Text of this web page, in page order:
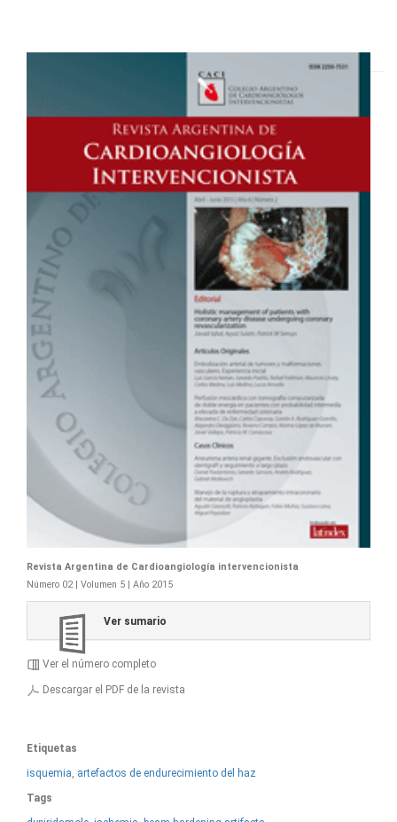
Revista Argentina de Cardioangiología intervencionista
Número 02 | Volumen 5 | Año 2015
Ver sumario
Ver el número completo
Descargar el PDF de la revista
Etiquetas
isquemia, artefactos de endurecimiento del haz
Tags